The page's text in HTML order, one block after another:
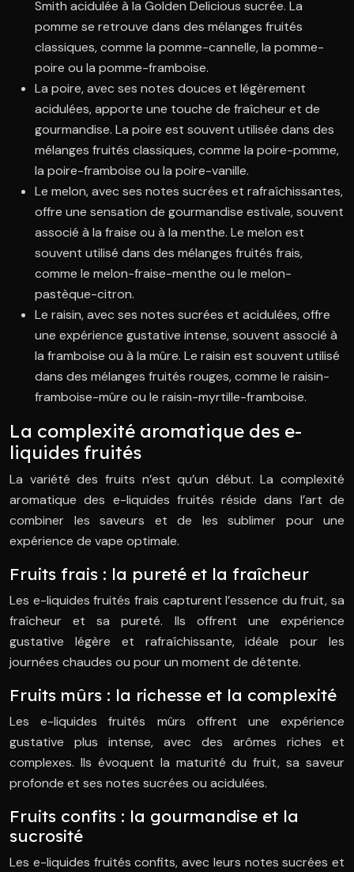
Smith acidulée à la Golden Delicious sucrée. La
pomme se retrouve dans des mélanges fruités
classiques, comme la pomme-cannelle, la pomme-
poire ou la pomme-framboise.
La poire, avec ses notes douces et légèrement
acidulées, apporte une touche de fraîcheur et de
gourmandise. La poire est souvent utilisée dans des
mélanges fruités classiques, comme la poire-pomme,
la poire-framboise ou la poire-vanille.
Le melon, avec ses notes sucrées et rafraîchissantes,
offre une sensation de gourmandise estivale, souvent
associé à la fraise ou à la menthe. Le melon est
souvent utilisé dans des mélanges fruités frais,
comme le melon-fraise-menthe ou le melon-
pastèque-citron.
Le raisin, avec ses notes sucrées et acidulées, offre
une expérience gustative intense, souvent associé à
la framboise ou à la mûre. Le raisin est souvent utilisé
dans des mélanges fruités rouges, comme le raisin-
framboise-mûre ou le raisin-myrtille-framboise.
La complexité aromatique des e-
liquides fruités
La variété des fruits n’est qu’un début. La complexité
aromatique des e-liquides fruités réside dans l’art de
combiner les saveurs et de les sublimer pour une
expérience de vape optimale.
Fruits frais : la pureté et la fraîcheur
Les e-liquides fruités frais capturent l’essence du fruit, sa
fraîcheur et sa pureté. Ils offrent une expérience
gustative légère et rafraîchissante, idéale pour les
journées chaudes ou pour un moment de détente.
Fruits mûrs : la richesse et la complexité
Les e-liquides fruités mûrs offrent une expérience
gustative plus intense, avec des arômes riches et
complexes. Ils évoquent la maturité du fruit, sa saveur
profonde et ses notes sucrées ou acidulées.
Fruits confits : la gourmandise et la
sucrosité
Les e-liquides fruités confits, avec leurs notes sucrées et